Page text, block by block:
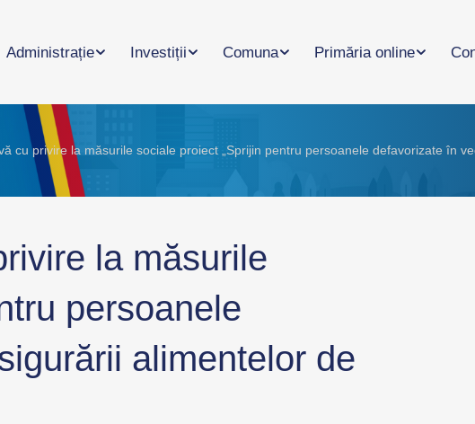
Administrație Investiții Comuna Primăria online
cu privire la măsurile sociale proiect „Sprijin pentru persoanele defavorizate în
la măsurile
persoanele
alimentelor de